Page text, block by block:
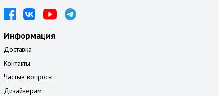
Информация
Доставка
Контакты
Частые вопросы
Дизайнерам